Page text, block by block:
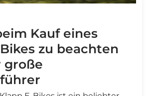
Kauf eines
zu beachten
große